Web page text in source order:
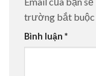
trường bắt buộc
Bình luận *